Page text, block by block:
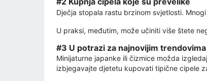
Dječja stopala rastu brzinom svjetlosti.
U praksi, međutim, može učiniti više štete
#3 U potrazi za najnovijim trendovima
Minijaturne japanke ili čizmice možda
izbjegavajte djetetu kupovati tipične cipele